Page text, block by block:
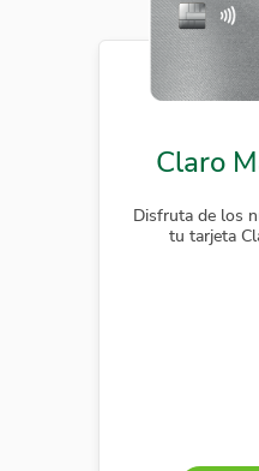
Claro
Disfruta de los
tu tarjeta